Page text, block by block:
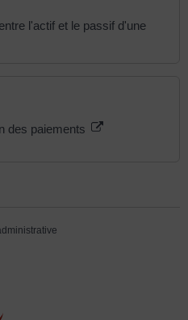
l'actif et le passif d'une
des paiements